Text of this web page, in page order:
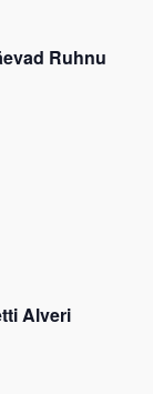
Ruhnu
Alveri